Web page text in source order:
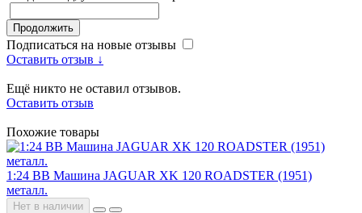
Продолжить
Подписаться на новые отзывы
Оставить отзыв ↓
Ещё никто не оставил отзывов.
Оставить отзыв
Похожие товары
1:24 BB Машина JAGUAR XK 120 ROADSTER (1951)
металл.
Нет в наличии